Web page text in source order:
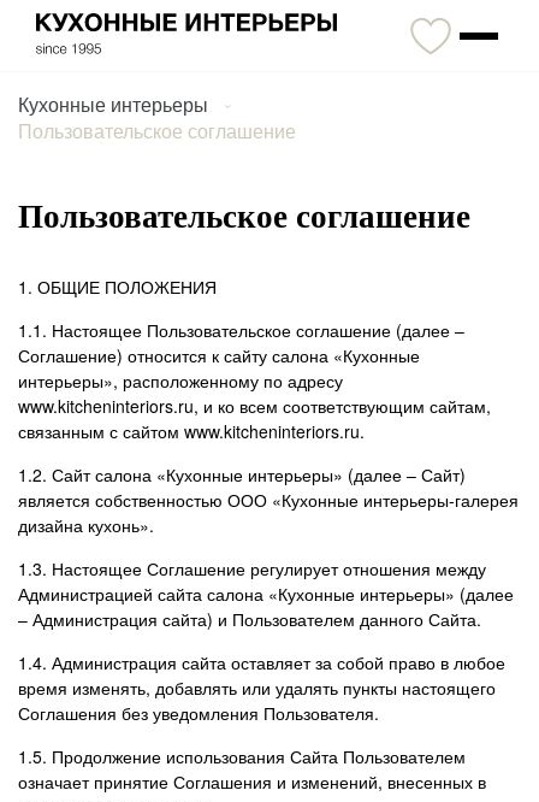
Кухонные интерьеры
Пользовательское соглашение
Пользовательское соглашение
1. ОБЩИЕ ПОЛОЖЕНИЯ
1.1. Настоящее Пользовательское соглашение (далее –
Соглашение) относится к сайту салона «Кухонные
интерьеры», расположенному по адресу
www.kitcheninteriors.ru, и ко всем соответствующим сайтам,
связанным с сайтом www.kitcheninteriors.ru.
1.2. Сайт салона «Кухонные интерьеры» (далее – Сайт)
является собственностью ООО «Кухонные интерьеры-галерея
дизайна кухонь».
1.3. Настоящее Соглашение регулирует отношения между
Администрацией сайта салона «Кухонные интерьеры» (далее
– Администрация сайта) и Пользователем данного Сайта.
1.4. Администрация сайта оставляет за собой право в любое
время изменять, добавлять или удалять пункты настоящего
Соглашения без уведомления Пользователя.
1.5. Продолжение использования Сайта Пользователем
означает принятие Соглашения и изменений, внесенных в